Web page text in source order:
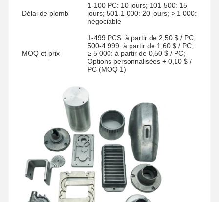
Accueil Produits Vidéos
À Propos De
Délai de plomb
1-100 PC: 10 jours; 101-500: 15
jours; 501-1 000: 20 jours; > 1 000:
négociable
MOQ et prix
1-499 PCS: à partir de 2,50 $ / PC;
500-4 999: à partir de 1,60 $ / PC;
≥ 5 000: à partir de 0,50 $ / PC;
Options personnalisées + 0,10 $ /
PC (MOQ 1)